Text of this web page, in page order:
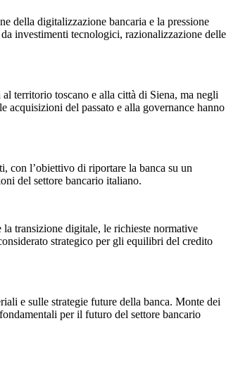
della digitalizzazione bancaria e la pressione
investimenti tecnologici, razionalizzazione delle
territorio toscano e alla città di Siena, ma negli
del passato e alla governance hanno
con l’obiettivo di riportare la banca su un
del settore bancario italiano.
transizione digitale, le richieste normative
strategico per gli equilibri del credito
e sulle strategie future della banca. Monte dei
per il futuro del settore bancario